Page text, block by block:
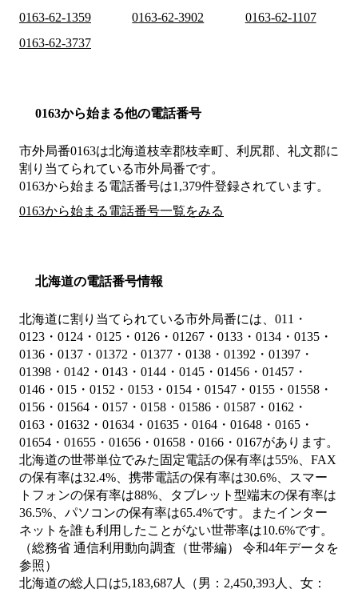
0163-62-1359
0163-62-3902
0163-62-1107
0163-62-3737
0163から始まる他の電話番号
市外局番0163は北海道枝幸郡枝幸町、利尻郡、礼文郡に
割り当てられている市外局番です。
0163から始まる電話番号は1,379件登録されています。
0163から始まる電話番号一覧をみる
北海道の電話番号情報
北海道に割り当てられている市外局番には、011・
0123・0124・0125・0126・01267・0133・0134・0135・
0136・0137・01372・01377・0138・01392・01397・
01398・0142・0143・0144・0145・01456・01457・
0146・015・0152・0153・0154・01547・0155・01558・
0156・01564・0157・0158・01586・01587・0162・
0163・01632・01634・01635・0164・01648・0165・
01654・01655・01656・01658・0166・0167があります。
北海道の世帯単位でみた固定電話の保有率は55%、FAX
の保有率は32.4%、携帯電話の保有率は30.6%、スマー
トフォンの保有率は88%、タブレット型端末の保有率は
36.5%、パソコンの保有率は65.4%です。またインター
ネットを誰も利用したことがない世帯率は10.6%です。
（総務省 通信利用動向調査（世帯編） 令和4年データを
参照）
北海道の総人口は5,183,687人（男：2,450,393人、女：